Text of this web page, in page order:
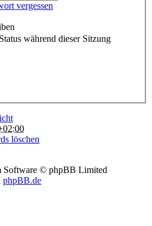
vergessen
während dieser Sitzung
löschen
Software © phpBB Limited
phpBB.de